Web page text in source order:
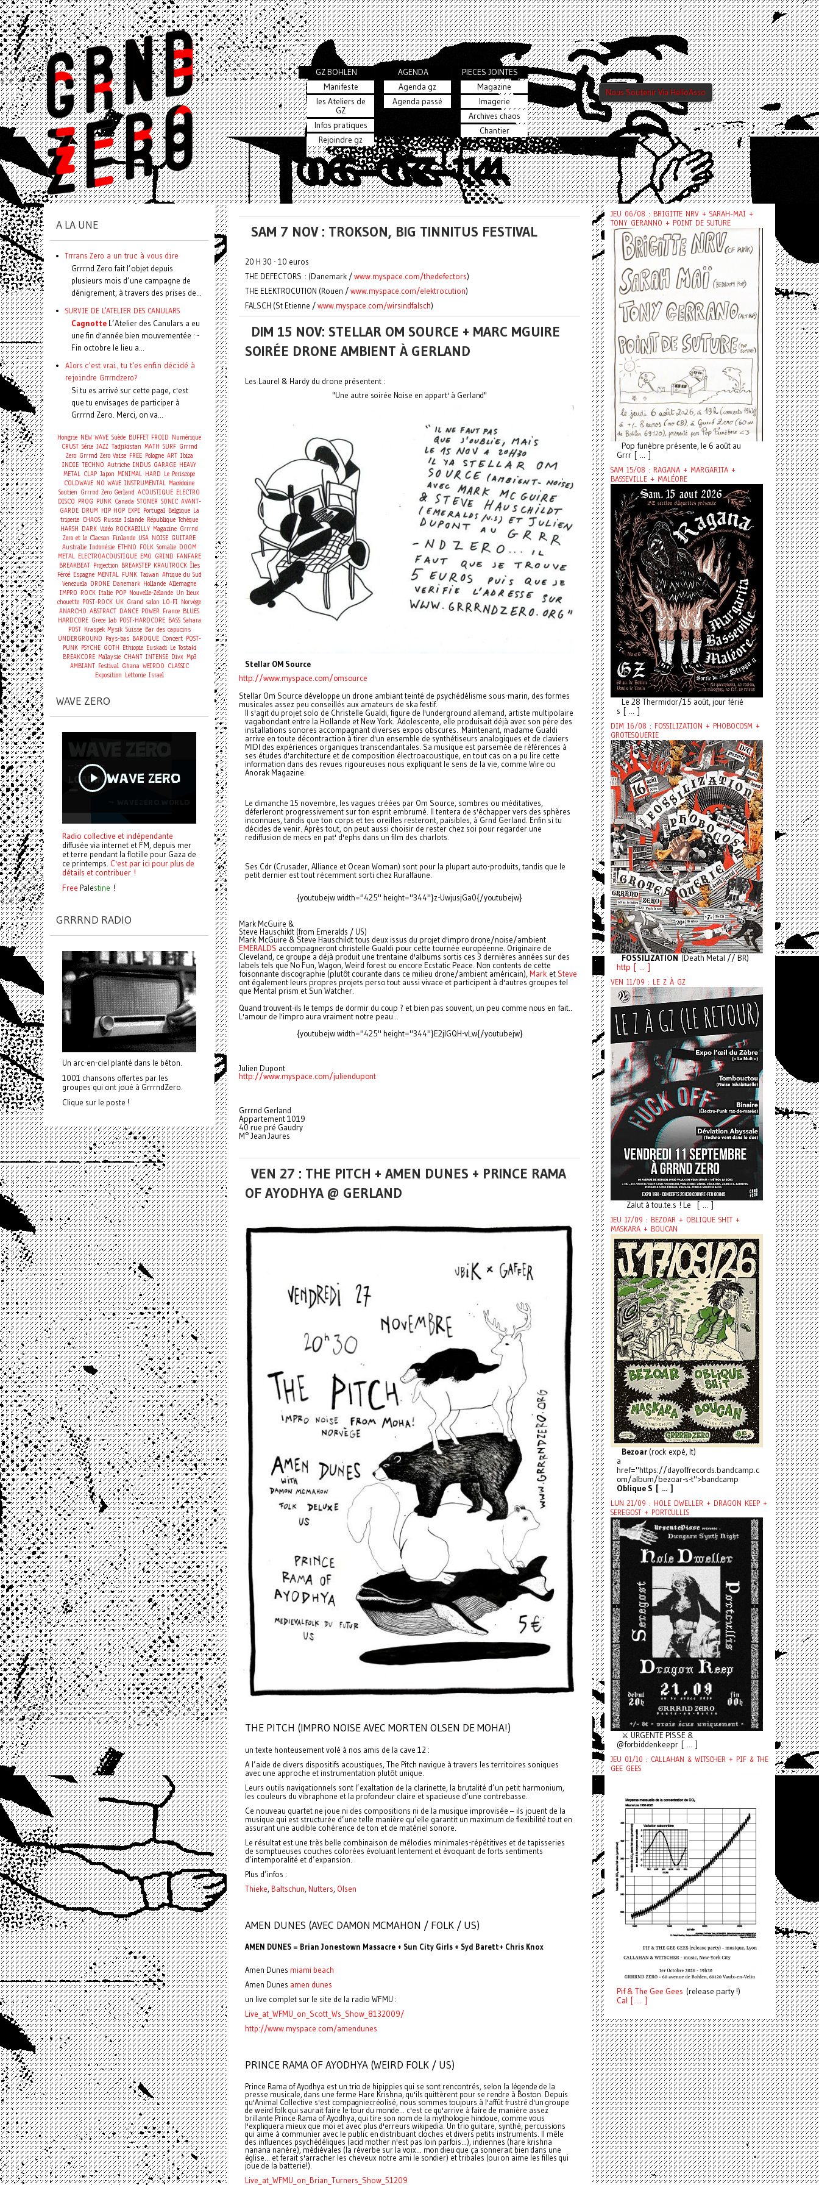
GZ BOHLEN
Manifeste
les Ateliers de
GZ
Infos pratiques
Rejoindre gz
AGENDA
Agenda gz
Agenda passé
PIECES JOINTES
Magazine
Imagerie
Archives chaos
Chantier
Nous Soutenir Via HelloAsso
SAM 7 NOV : TROKSON, BIG TINNITUS FESTIVAL
20 H 30 - 10 euros
THE DEFECTORS : (Danemark /www.myspace.com/thedefectors)
THE ELEKTROCUTION (Rouen /www.myspace.com/elektrocution)
FALSCH (St Etienne /www.myspace.com/wirsindfalsch)
DIM 15 NOV: STELLAR OM SOURCE + MARC MGUIRE
SOIRÉE DRONE AMBIENT À GERLAND
Les Laurel & Hardy du drone présentent :
"Une autre soirée Noise en appart' à Gerland"
Stellar OM Source
http://www.myspace.com/omsource
Stellar Om Source développe un drone ambiant teinté de psychédélisme sous-marin, des formes
musicales assez peu conseillés aux amateurs de ska festif.
Il s'agit du projet solo de Christelle Gualdi, figure de l'underground allemand, artiste multipolaire
vagabondant entre la Hollande et New York. Adolescente, elle produisait déjà avec son père des
installations sonores accompagnant diverses expos obscures. Maintenant, madame Gualdi
arrive en toute décontraction à tirer d'un ensemble de synthétiseurs analogiques et de claviers
MIDI des expériences organiques transcendantales. Sa musique est parsemée de références à
ses études d'architecture et de composition électroacoustique, en tout cas on a pu lire cette
information dans des revues rigoureuses nous expliquant le sens de la vie, comme Wire ou
Anorak Magazine.
Le dimanche 15 novembre, les vagues créées par Om Source, sombres ou méditatives,
déferleront progressivement sur ton esprit embrumé. Il tentera de s'échapper vers des sphères
inconnues, tandis que ton corps et tes oreilles resteront, paisibles, à Grnd Gerland. Enfin si tu
décides de venir. Après tout, on peut aussi choisir de rester chez soi pour regarder une
rediffusion de mecs en pat' d'ephs dans un film des charlots.
Ses Cdr (Crusader, Alliance et Ocean Woman) sont pour la plupart auto-produits, tandis que le
petit dernier est tout récemment sorti chez Ruralfaune.
{youtubejw width="425" height="344"}z-UwjusjGa0{/youtubejw}
Mark McGuire &
Steve Hauschildt (from Emeralds / US)
Mark McGuire & Steve Hauschildt tous deux issus du projet d'impro drone/noise/ambient
EMERALDS accompagneront christelle Gualdi pour cette tournée européenne. Originaire de
Cleveland, ce groupe a déjà produit une trentaine d'albums sortis ces 3 dernières années sur des
labels tels que No Fun, Wagon, Weird forest ou encore Ecstatic Peace. Non contents de cette
foisonnante discographie (plutôt courante dans ce milieu drone/ambient américain),Mark et Steve
ont également leurs propres projets perso tout aussi vivace et participent à d'autres groupes tel
que Mental prism et Sun Watcher.
Quand trouvent-ils le temps de dormir du coup ? et bien pas souvent, un peu comme nous en fait..
L'amour de l'impro aura vraiment notre peau...
{youtubejw width="425" height="344"}E2jlGQH-vLw{/youtubejw}
Julien Dupont
http://www.myspace.com/juliendupont
Grrrnd Gerland
Appartement 1019
40 rue pré Gaudry
M° Jean Jaures
VEN 27 : THE PITCH + AMEN DUNES + PRINCE RAMA
OF AYODHYA @ GERLAND
THE PITCH (IMPRO NOISE AVEC MORTEN OLSEN DE MOHA!)
un texte honteusement volé à nos amis de la cave 12 :
A l’aide de divers dispositifs acoustiques, The Pitch navigue à travers les territoires soniques
avec une approche et instrumentation plutôt unique.
Leurs outils navigationnels sont l’exaltation de la clarinette, la brutalité d’un petit harmonium,
les couleurs du vibraphone et la profondeur claire et spacieuse d’une contrebasse.
Ce nouveau quartet ne joue ni des compositions ni de la musique improvisée – ils jouent de la
musique qui est structurée d’une telle manière qu’elle garantit un maximum de flexibilité tout en
assurant une audible cohérence de ton et de matériel sonore.
Le résultat est une très belle combinaison de mélodies minimales-répétitives et de tapisseries
de somptueuses couches colorées évoluant lentement et évoquant de forts sentiments
d’intemporalité et d’expansion.
Plus d’infos :
Thieke, Baltschun, Nutters, Olsen
AMEN DUNES (AVEC DAMON MCMAHON / FOLK / US)
AMEN DUNES = Brian Jonestown Massacre + Sun City Girls + Syd Barett+ Chris Knox
Amen Dunes miami beach
Amen Dunes amen dunes
un live complet sur le site de la radio WFMU :
Live_at_WFMU_on_Scott_Ws_Show_8132009/
http://www.myspace.com/amendunes
PRINCE RAMA OF AYODHYA (WEIRD FOLK / US)
Prince Rama of Ayodhya est un trio de hipippies qui se sont rencontrés, selon la légende de la
presse musicale, dans une ferme Hare Krishna, qu'ils quittèrent pour se rendre à Boston. Depuis
qu'Animal Collective s'est compagniecréolisé, nous sommes toujours à l'affût frustré d'un groupe
de weird folk qui saurait faire le tour du monde... c'est ce qu'arrive à faire de manière assez
brillante Prince Rama of Ayodhya, qui tire son nom de la mythologie hindoue, comme vous
l'expliquera mieux que moi et avec plus d'erreurs wikipedia. Un trio guitare, synthé, percussions
qui aime à communier avec le public en distribuant cloches et divers petits instruments. Il mêle
des influences psychédéliques (acid mother n'est pas loin parfois...), indiennes (hare krishna
nanana nanère), médiévales (la réverbe sur la voix... mon dieu que ça sonnerait bien dans une
église... et ferait s'arracher les cheveux notre ami le sondier) et tribales (oui on aime les filles qui
joue de la batterie!).
Live_at_WFMU_on_Brian_Turners_Show_51209
A LA UNE
Trrrans Zero a un truc à vous dire
Grrrnd Zero fait l’objet depuis
plusieurs mois d’une campagne de
dénigrement, à travers des prises de...
SURVIE DE L'ATELIER DES CANULARS
Cagnotte L’Atelier des Canulars a eu
une fin d'année bien mouvementée : -
Fin octobre le lieu a...
Alors c'est vrai, tu t'es enfin décidé à
rejoindre Grrrndzero?
Si tu es arrivé sur cette page, c'est
que tu envisages de participer à
Grrrnd Zero. Merci, on va...
Hongrie NEW WAVE Suède BUFFET FROID Numérique
CRUST Série JAZZ Tadjikistan MATH SURF Grrrnd
Zero Grrrnd Zero Vaise FREE Pologne ART Ibiza
INDIE TECHNO Autriche INDUS GARAGE HEAVY
METAL CLAP Japon MINIMAL HARD Le Periscope
COLDWAVE NO WAVE INSTRUMENTAL Macédoine
Soutien Grrrnd Zero Gerland ACOUSTIQUE ELECTRO
DISCO PROG PUNK Canada STONER SONIC AVANT-
GARDE DRUM HIP HOP EXPE Portugal Belgique La
triperie CHAOS Russie Islande République Tchèque
HARSH DARK Vidéo ROCKABILLY Magazine Grrrnd
Zero et le Clacson Finlande USA NOISE GUITARE
Australie Indonésie ETHNO FOLK Somalie DOOM
METAL ELECTROACOUSTIQUE EMO GRIND FANFARE
BREAKBEAT Projection BREAKSTEP KRAUTROCK Îles
Féroé Espagne MENTAL FUNK Taiwan Afrique du Sud
Venezuela DRONE Danemark Hollande Allemagne
IMPRO ROCK Italie POP Nouvelle-Zélande Un lieux
chouette POST-ROCK UK Grand salon LO-FI Norvège
ANARCHO ABSTRACT DANCE POWER France BLUES
HARDCORE Grèce lab POST-HARDCORE BASS Sahara
POST Kraspek Mysik Suisse Bar des capucins
UNDERGROUND Pays-bas BAROQUE Concert POST-
PUNK PSYCHE GOTH Ethiopie Euskadi Le Tostaki
BREAKCORE Malaysie CHANT INTENSE Divx Mp3
AMBIANT Festival Ghana WEIRDO CLASSIC
Exposition Lettonie Israel
WAVE ZERO
Radio collective et indépendante
diffusée via internet et FM, depuis mer
et terre pendant la flotille pour Gaza de
ce printemps. C'est par ici pour plus de
détails et contribuer !
Free Palestine !
GRRRND RADIO
Un arc-en-ciel planté dans le béton.
1001 chansons offertes par les
groupes qui ont joué à GrrrndZero.
Clique sur le poste !
JEU 06/08 : BRIGITTE NRV + SARAH-MAÏ +
TONY GERANNO + POINT DE SUTURE
Pop funèbre présente, le 6 août au
Grrr [ ... ]
SAM 15/08 : RAGANA + MARGARITA +
BASSEVILLE + MALÉORE
Le 28 Thermidor/15 août, jour férié
s [ ... ]
DIM 16/08 : FOSSILIZATION + PHOBOCOSM +
GROTESQUERIE
FOSSILIZATION (Death Metal // BR)
http [ ... ]
VEN 11/09 : LE Z À GZ
Zalut à tou.te.s ! Le [ ... ]
JEU 17/09 : BEZOAR + OBLIQUE SHIT +
MASKARA + BOUCAN
Bezoar (rock expé, It)
a
href="https://dayoffrecords.bandcamp.c
om/album/bezoar-s-t">bandcamp
Oblique S [ ... ]
LUN 21/09 : HOLE DWELLER + DRAGON KEEP +
SEREGOST + PORTCULLIS
⚔️ URGENTE PISSE &
@forbiddenkeepr [ ... ]
JEU 01/10 : CALLAHAN & WITSCHER + PIF & THE
GEE GEES
Pif& The Gee Gees (release party !)
Cal [ ... ]